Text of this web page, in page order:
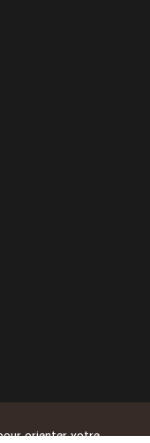
orienter votre